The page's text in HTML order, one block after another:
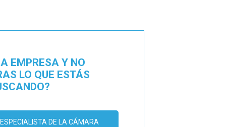
EMPRESA Y NO
LO QUE ESTÁS
DE LA CÁMARA